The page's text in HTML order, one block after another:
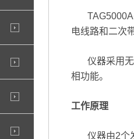
TAG5000A+
电线路和二次
仪器采用无
相功能。
工作原理
仪器由2个发